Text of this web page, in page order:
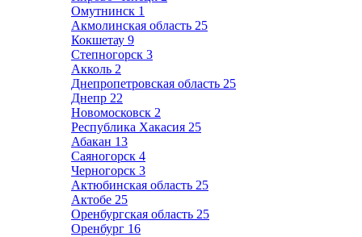
Омутнинск 1
Акмолинская область 25
Кокшетау 9
Степногорск 3
Акколь 2
Днепропетровская область 25
Днепр 22
Новомосковск 2
Республика Хакасия 25
Абакан 13
Саяногорск 4
Черногорск 3
Актюбинская область 25
Актобе 25
Оренбургская область 25
Оренбург 16